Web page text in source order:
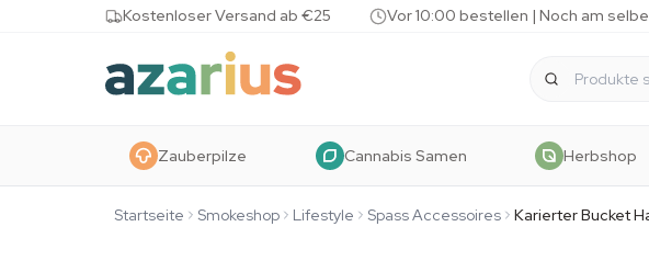
Skip to contentKostenloser Versand ab €25 Vor 10:00 bestellen | Noch am
Zauberpilze Cannabis Samen Herbshop
Startseite Smokeshop Lifestyle Spass Accessoires Karierter Bucket